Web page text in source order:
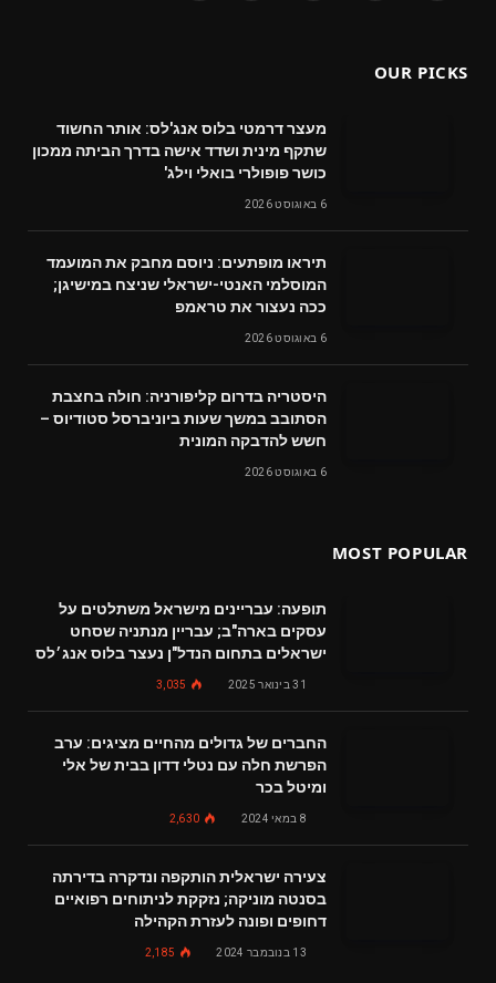
OUR PICKS
מעצר דרמטי בלוס אנג'לס: אותר החשוד
שתקף מינית ושדד אישה בדרך הביתה ממכון
כושר פופולרי בואלי וילג'
6 באוגוסט 2026
תיראו מופתעים: ניוסם מחבק את המועמד
המוסלמי האנטי-ישראלי שניצח במישיגן;
ככה נעצור את טראמפ
6 באוגוסט 2026
היסטריה בדרום קליפורניה: חולה בחצבת
הסתובב במשך שעות ביוניברסל סטודיוס –
חשש להדבקה המונית
6 באוגוסט 2026
MOST POPULAR
תופעה: עבריינים מישראל משתלטים על
עסקים בארה"ב; עבריין מנתניה שסחט
ישראלים בתחום הנדל"ן נעצר בלוס אנג׳לס
31 בינואר 2025 3,035
החברים של גדולים מהחיים מציגים: ערב
הפרשת חלה עם נטלי דדון בבית של אלי
ומיטל בכר
8 במאי 2024 2,630
צעירה ישראלית הותקפה ונדקרה בדירתה
בסנטה מוניקה; נזקקת לניתוחים רפואיים
דחופים ופונה לעזרת הקהילה
13 בנובמבר 2024 2,185